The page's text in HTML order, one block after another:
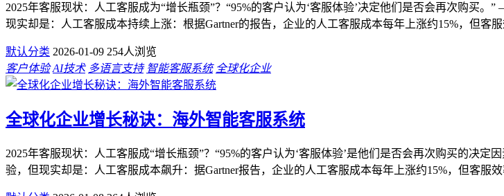
2025年客服现状：人工客服成为“增长瓶颈”？“95%的客户认为‘客服体验’决定他们是否会再次购买
现实却是：人工客服成本持续上涨：根据Gartner的报告，企业的人工客服成本每年上涨约15%，但客
默认分类 2026-01-09 254人浏览
客户体验 AI技术 多语言支持 智能客服系统 全球化企业
全球化企业增长秘诀：海外智能客服系统
2025年客服现状：人工客服成“增长瓶颈”？“95%的客户认为‘客服体验’是他们是否会再次购买的决
验，但现实却是：人工客服成本飙升：据Gartner报告，企业的人工客服成本每年上涨约15%，但客服